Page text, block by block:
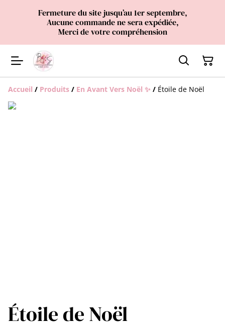
Fermeture du site jusqu’au 1er septembre,
Aucune commande ne sera expédiée,
Merci de votre compréhension
Accueil / Produits / En Avant Vers Noël ✨ / Étoile de Noël
Étoile de Noël